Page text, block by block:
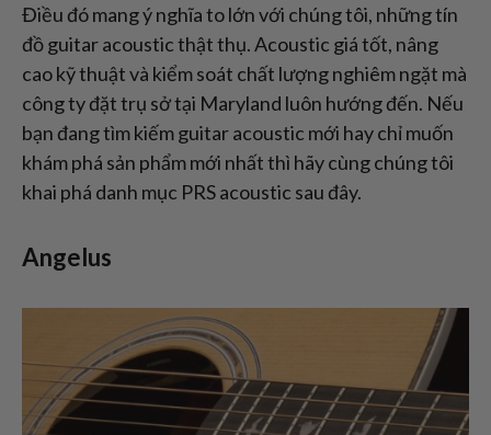
Điều đó mang ý nghĩa to lớn với chúng tôi, những tín
đồ guitar acoustic thật thụ. Acoustic giá tốt, nâng
cao kỹ thuật và kiểm soát chất lượng nghiêm ngặt mà
công ty đặt trụ sở tại Maryland luôn hướng đến. Nếu
bạn đang tìm kiếm guitar acoustic mới hay chỉ muốn
khám phá sản phẩm mới nhất thì hãy cùng chúng tôi
khai phá danh mục PRS acoustic sau đây.
Angelus